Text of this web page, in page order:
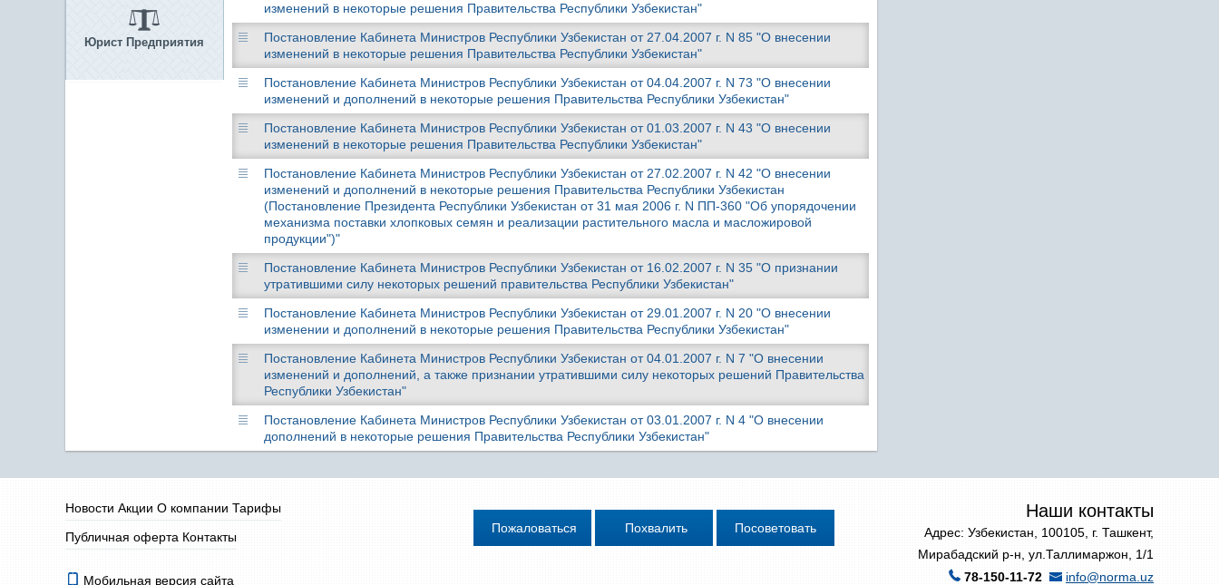
Юрист Предприятия
изменений в некоторые решения Правительства Республики Узбекистан"
Постановление Кабинета Министров Республики Узбекистан от 27.04.2007 г. N 85 "О внесении
изменений в некоторые решения Правительства Республики Узбекистан"
Постановление Кабинета Министров Республики Узбекистан от 04.04.2007 г. N 73 "О внесении
изменений и дополнений в некоторые решения Правительства Республики Узбекистан"
Постановление Кабинета Министров Республики Узбекистан от 01.03.2007 г. N 43 "О внесении
изменений в некоторые решения Правительства Республики Узбекистан"
Постановление Кабинета Министров Республики Узбекистан от 27.02.2007 г. N 42 "О внесении
изменений и дополнений в некоторые решения Правительства Республики Узбекистан
(Постановление Президента Республики Узбекистан от 31 мая 2006 г. N ПП-360 "Об упорядочении
механизма поставки хлопковых семян и реализации растительного масла и масложировой
продукции")"
Постановление Кабинета Министров Республики Узбекистан от 16.02.2007 г. N 35 "О признании
утратившими силу некоторых решений правительства Республики Узбекистан"
Постановление Кабинета Министров Республики Узбекистан от 29.01.2007 г. N 20 "О внесении
изменении и дополнений в некоторые решения Правительства Республики Узбекистан"
Постановление Кабинета Министров Республики Узбекистан от 04.01.2007 г. N 7 "О внесении
изменений и дополнений, а также признании утратившими силу некоторых решений Правительства
Республики Узбекистан"
Постановление Кабинета Министров Республики Узбекистан от 03.01.2007 г. N 4 "О внесении
дополнений в некоторые решения Правительства Республики Узбекистан"
Новости Акции О компании Тарифы
Публичная оферта Контакты
Наши контакты
Адрес: Узбекистан, 100105, г. Ташкент,
Мирабадский р-н, ул.Таллимаржон, 1/1
78-150-11-72
info@norma.uz
Мобильная версия сайта